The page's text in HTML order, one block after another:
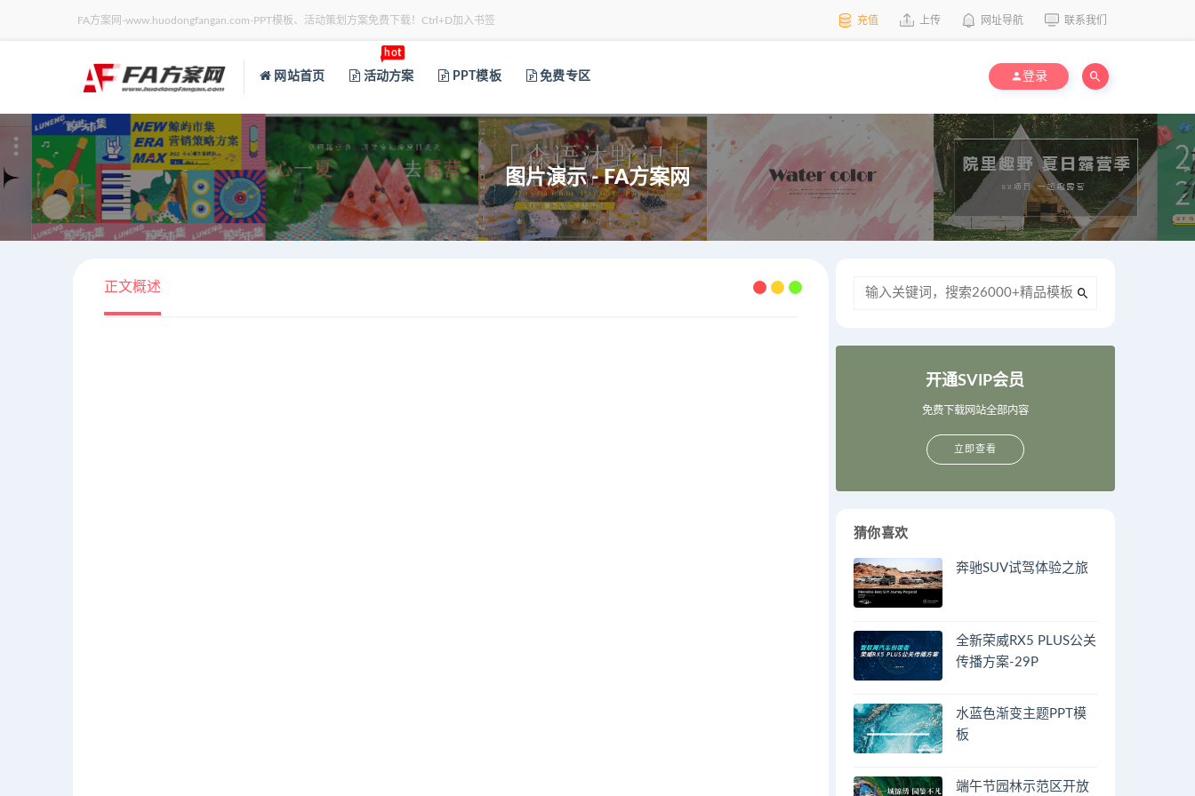
FA方案网-www.huodongfangan.com-PPT模板、活动策划方案免费下载！Ctrl+D加入书签 充值 上传 网址导航 联系我们
网站首页 活动方案
hot
PPT模板 免费专区 登录
图片演示 - FA方案网
正文概述
开通SVIP会员
免费下载网站全部内容
立即查看
猜你喜欢
奔驰SUV试驾体验之旅
全新荣威RX5 PLUS公关
传播方案-29P
水蓝色渐变主题PPT模
板
端午节园林示范区开放